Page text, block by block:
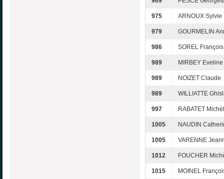
975 ARNOUX Sylvie
979 GOURMELIN
986 SOREL François
989 MIRBEY Eveline
989 NOIZET Claude
989 WILLIATTE
997 RABATET
1005 NAUDIN
1005 VARENNE
1012 FOUCHER
1015 MOINEL